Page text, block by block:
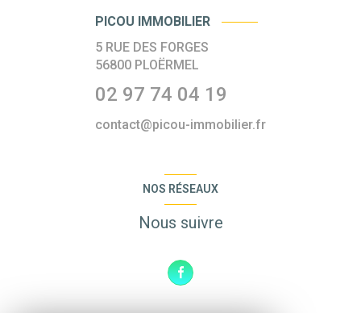
PICOU IMMOBILIER
5 RUE DES FORGES
56800 PLOËRMEL
02 97 74 04 19
contact@picou-immobilier.fr
NOS RÉSEAUX
Nous suivre